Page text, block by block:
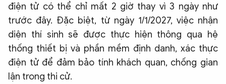
điện tử có thể chỉ mất 2 giờ thay vì 3 ngày như
trước đây. Đặc biệt, từ ngày 1/1/2027, việc nhận
diện thí sinh sẽ được thực hiện thông qua hệ
thống thiết bị và phần mềm định danh, xác thực
điện tử để đảm bảo tính khách quan, chống gian
lận trong thi cử.